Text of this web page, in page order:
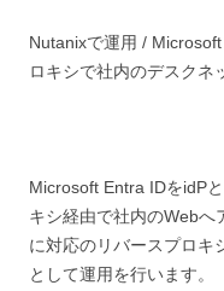
Nutanixで運用 /
ロキシで社内のデスクネ
Microsoft Entra IDをidP
キシ経由で社内のWebへ
に対応のリバースプロキ
として運用を行います。